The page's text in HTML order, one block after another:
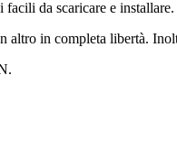
da scaricare e installare.
altro in completa libertà.